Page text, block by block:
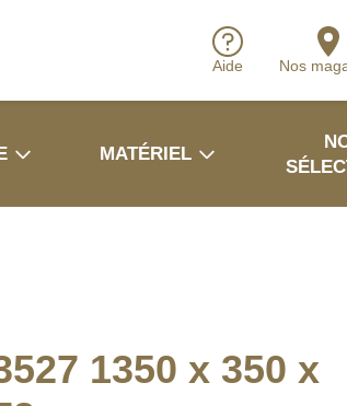
Aide Nos
MATÉRIEL
1350 x 350 x